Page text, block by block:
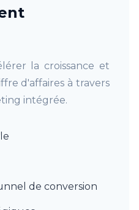
la croissance et
d'affaires à travers
intégrée.
de conversion